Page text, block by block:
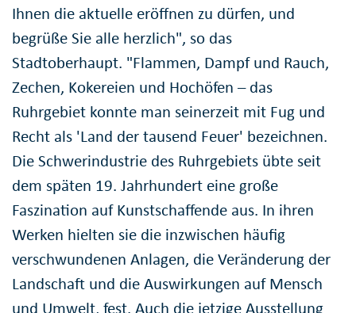
Ihnen die aktuelle eröffnen zu dürfen, und
begrüße Sie alle herzlich", so das
Stadtoberhaupt. "Flammen, Dampf und Rauch,
Zechen, Kokereien und Hochöfen – das
Ruhrgebiet konnte man seinerzeit mit Fug und
Recht als 'Land der tausend Feuer' bezeichnen.
Die Schwerindustrie des Ruhrgebiets übte seit
dem späten 19. Jahrhundert eine große
Faszination auf Kunstschaffende aus. In ihren
Werken hielten sie die inzwischen häufig
verschwundenen Anlagen, die Veränderung der
Landschaft und die Auswirkungen auf Mensch
und Umwelt, fest. Auch die jetzige Ausstellung